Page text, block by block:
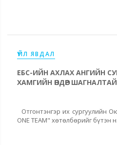
ҮЙЛ ЯВДАЛ
ЕБС-ИЙН АХЛАХ АНГИЙН
ХАМГИЙН ӨНДӨР
Отгонтэнгэр их сургуулийн
ONE TEAM" хөтөлбөрийг бүтэн